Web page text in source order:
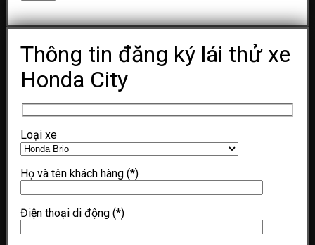
Thông tin đăng ký lái thử xe
Honda City
Loại xe
Họ và tên khách hàng (*)
Điện thoại di động (*)